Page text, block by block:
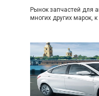
Рынок запчастей для
многих других марок,